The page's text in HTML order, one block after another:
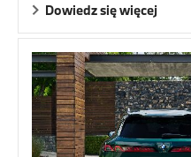
Dowiedz się więcej